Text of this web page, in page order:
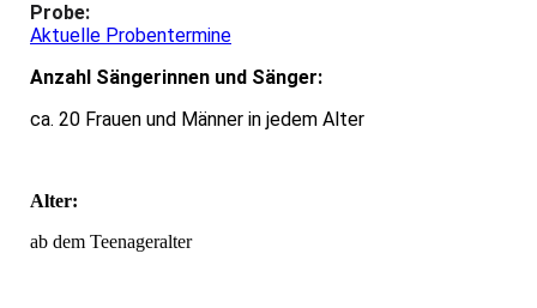
Probe:
Aktuelle Probentermine
Anzahl Sängerinnen und Sänger:
ca. 20 Frauen und Männer in jedem Alter
Alter:
ab dem Teenageralter